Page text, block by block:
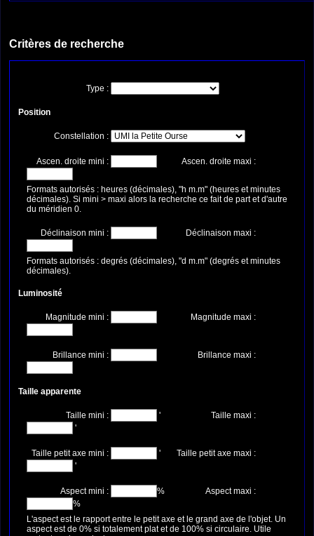
Critères de recherche
Type :
Position
Constellation :
Ascen. droite mini : Ascen. droite maxi :
Formats autorisés : heures (décimales), "h m.m" (heures et minutes
décimales). Si mini > maxi alors la recherche ce fait de part et d'autre
du méridien 0.
Déclinaison mini : Déclinaison maxi :
Formats autorisés : degrés (décimales), "d m.m" (degrés et minutes
décimales).
Luminosité
Magnitude mini : Magnitude maxi :
Brillance mini : Brillance maxi :
Taille apparente
Taille mini : '
Taille maxi :
'
Taille petit axe mini : '
Taille petit axe maxi :
'
Aspect mini : %
Aspect maxi :
%
L'aspect est le rapport entre le petit axe et le grand axe de l'objet. Un
aspect est de 0% si totalement plat et de 100% si circulaire. Utile